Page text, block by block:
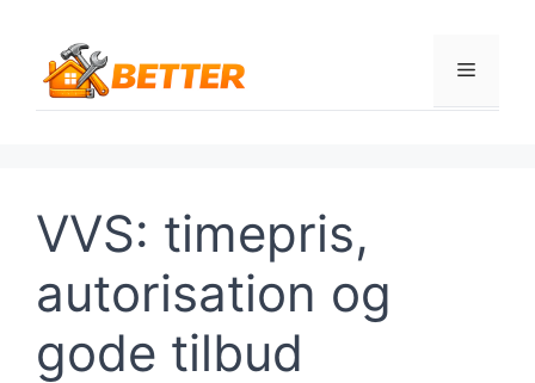
indhold
Menu
VVS: timepris,
autorisation og
gode tilbud